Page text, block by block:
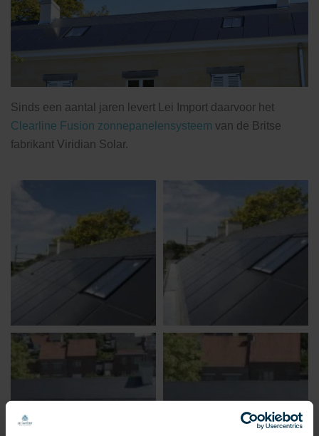
Sinds een aantal jaren levert Lei Import daarvoor het
Clearline Fusion zonnepanelensysteem van de Britse
fabrikant Viridian Solar.